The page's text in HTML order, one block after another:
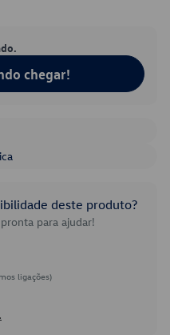
chegar!
deste produto?
para ajudar!
ligações)